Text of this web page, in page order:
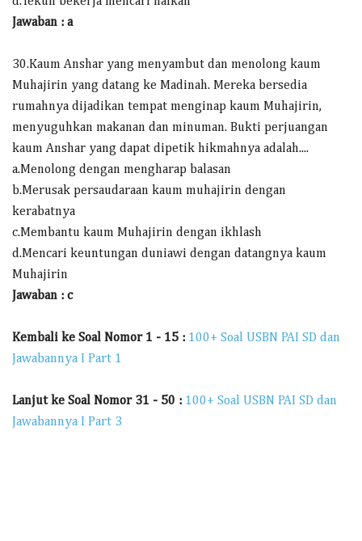
Jawaban : a
30.Kaum Anshar yang menyambut dan menolong kaum
Muhajirin yang datang ke Madinah. Mereka bersedia
rumahnya dijadikan tempat menginap kaum Muhajirin,
menyuguhkan makanan dan minuman. Bukti perjuangan
kaum Anshar yang dapat dipetik hikmahnya adalah....
a.Menolong dengan mengharap balasan
b.Merusak persaudaraan kaum muhajirin dengan
kerabatnya
c.Membantu kaum Muhajirin dengan ikhlash
d.Mencari keuntungan duniawi dengan datangnya kaum
Muhajirin
Jawaban : c
Kembali ke Soal Nomor 1 - 15 : 100+ Soal USBN PAI SD dan
Jawabannya I Part 1
Lanjut ke Soal Nomor 31 - 50 : 100+ Soal USBN PAI SD dan
Jawabannya I Part 3